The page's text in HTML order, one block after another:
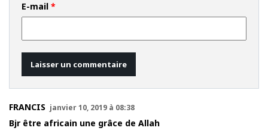
E-mail *
FRANCIS janvier 10, 2019 à 08:38
Bjr être africain une grâce de Allah